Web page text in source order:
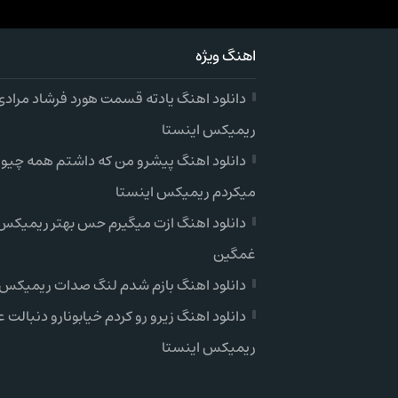
اهنگ ویژه
دانلود اهنگ یادته قسمت هورد فرشاد
ریمیکس اینستا
دانلود اهنگ پیشرو من که داشتم همه
میکردم ریمیکس اینستا
دانلود اهنگ ازت میگیرم حس بهتر
غمگین
دانلود اهنگ بازم شدم لنگ صدات ریمیکس
دانلود اهنگ زیرو رو کردم خیابونارو دنبالت
ریمیکس اینستا